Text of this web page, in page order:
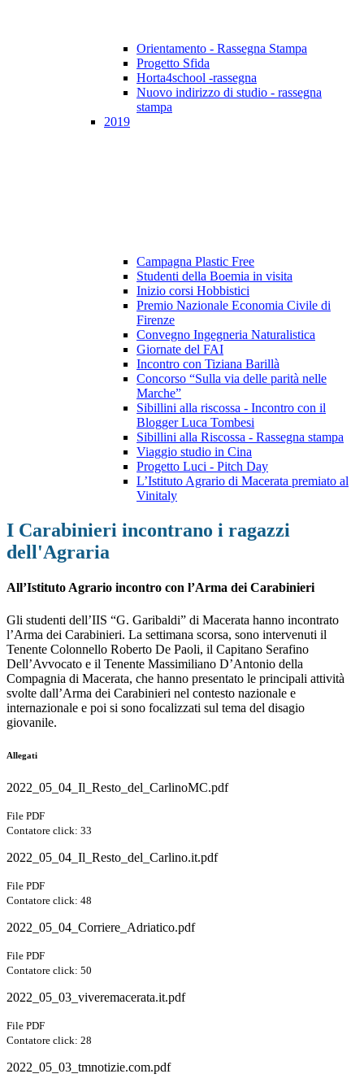
Orientamento - Rassegna Stampa
Progetto Sfida
Horta4school -rassegna
Nuovo indirizzo di studio - rassegna
stampa
2019
Campagna Plastic Free
Studenti della Boemia in visita
Inizio corsi Hobbistici
Premio Nazionale Economia Civile di
Firenze
Convegno Ingegneria Naturalistica
Giornate del FAI
Incontro con Tiziana Barillà
Concorso “Sulla via delle parità nelle
Marche”
Sibillini alla riscossa - Incontro con il
Blogger Luca Tombesi
Sibillini alla Riscossa - Rassegna stampa
Viaggio studio in Cina
Progetto Luci - Pitch Day
L’Istituto Agrario di Macerata premiato al
Vinitaly
I Carabinieri incontrano i ragazzi
dell'Agraria
All’Istituto Agrario incontro con l’Arma dei Carabinieri
Gli studenti dell’IIS “G. Garibaldi” di Macerata hanno incontrato
l’Arma dei Carabinieri. La settimana scorsa, sono intervenuti il
Tenente Colonnello Roberto De Paoli, il Capitano Serafino
Dell’Avvocato e il Tenente Massimiliano D’Antonio della
Compagnia di Macerata, che hanno presentato le principali attività
svolte dall’Arma dei Carabinieri nel contesto nazionale e
internazionale e poi si sono focalizzati sul tema del disagio
giovanile.
Allegati
2022_05_04_Il_Resto_del_CarlinoMC.pdf
File PDF
Contatore click: 33
2022_05_04_Il_Resto_del_Carlino.it.pdf
File PDF
Contatore click: 48
2022_05_04_Corriere_Adriatico.pdf
File PDF
Contatore click: 50
2022_05_03_viveremacerata.it.pdf
File PDF
Contatore click: 28
2022_05_03_tmnotizie.com.pdf